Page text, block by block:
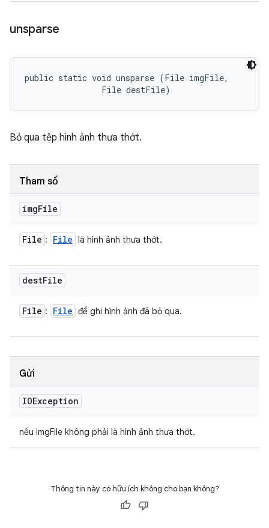
unsparse
public static void unsparse (File imgFile,
                File destFile)
Bỏ qua tệp hình ảnh thưa thớt.
Tham số
imgFile
File : File là hình ảnh thưa thớt.
destFile
File : File để ghi hình ảnh đã bỏ qua.
Gửi
IOException
nếu imgFile không phải là hình ảnh thưa thớt.
Thông tin này có hữu ích không cho bạn không?